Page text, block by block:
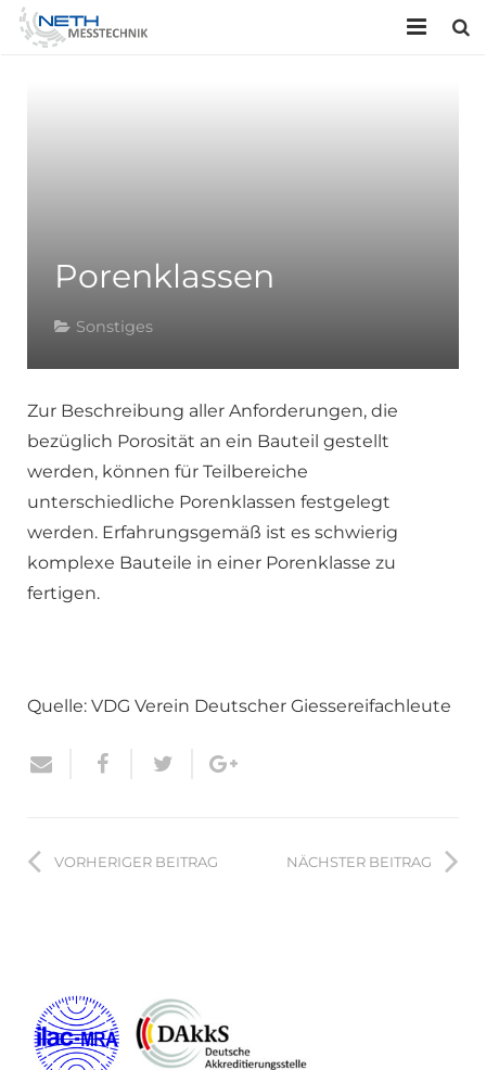
Porenklassen
Sonstiges
Zur Beschreibung aller Anforderungen, die
bezüglich Porosität an ein Bauteil gestellt
werden, können für Teilbereiche
unterschiedliche Porenklassen festgelegt
werden. Erfahrungsgemäß ist es schwierig
komplexe Bauteile in einer Porenklasse zu
fertigen.
Quelle: VDG Verein Deutscher Giessereifachleute
VORHERIGER BEITRAG NÄCHSTER BEITRAG